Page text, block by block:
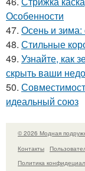
Особенности
47. Осень и зима:
48. Стильные
49. Узнайте, как
скрыть ваши
50.
идеальный союз
© 2026 Модная
Контакты
Политика